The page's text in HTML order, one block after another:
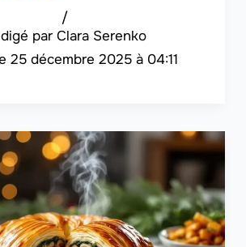
Clara Serenko
/
25 décembre 2025 à 04:11